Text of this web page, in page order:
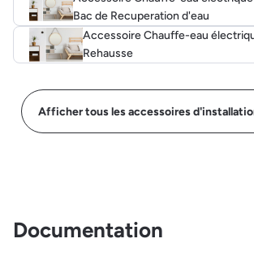
Bac de Recuperation d'eau
Accessoire Chauffe-eau
Rehausse
Afficher tous les accessoires
Documentation